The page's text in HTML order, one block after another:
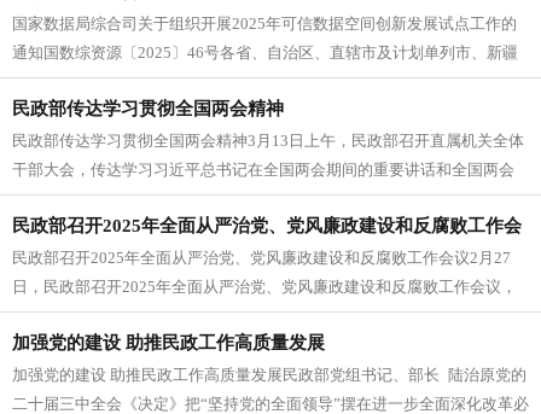
点工作的通知
国家数据局综合司关于组织开展2025年可信数据空间创新发展试点工作的
通知国数综资源〔2025〕46号各省、自治区、直辖市及计划单列市、新疆
生产建设兵团数据管理部...
民政部传达学习贯彻全国两会精神
民政部传达学习贯彻全国两会精神3月13日上午，民政部召开直属机关全体
干部大会，传达学习习近平总书记在全国两会期间的重要讲话和全国两会
精神，部署安排贯彻落实工作。...
民政部召开2025年全面从严治党、党风廉政建设和反腐败工作会
议
民政部召开2025年全面从严治党、党风廉政建设和反腐败工作会议2月27
日，民政部召开2025年全面从严治党、党风廉政建设和反腐败工作会议，
深入学习贯彻二十届中央...
加强党的建设 助推民政工作高质量发展
加强党的建设 助推民政工作高质量发展民政部党组书记、部长 陆治原党的
二十届三中全会《决定》把“坚持党的全面领导”摆在进一步全面深化改革必